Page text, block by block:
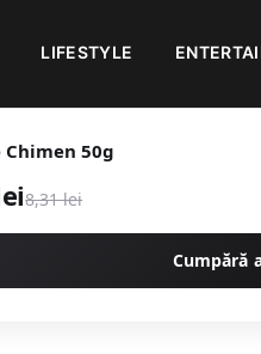
LIFESTYLE
Chimen 50g
8,31 lei
Cumpără